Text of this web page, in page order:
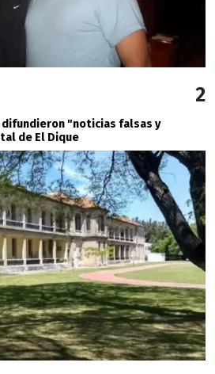
2
"noticias falsas y
de El Dique